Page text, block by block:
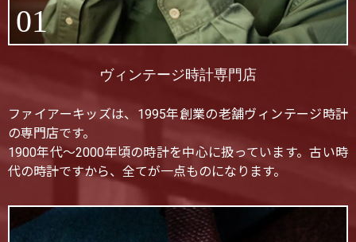
01
ヴィンテージ時計専門店
ファイアーキッズは、1995年創業の老舗ヴィンテージ時計
の専門店です。
1900年代〜2000年頃の時計を中心に扱っています。古い時
代の時計ですから、全てが一点ものになります。